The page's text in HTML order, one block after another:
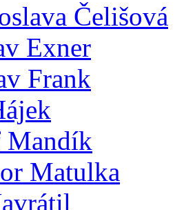
Čelišová
Exner
Frank
Mandík
Matulka